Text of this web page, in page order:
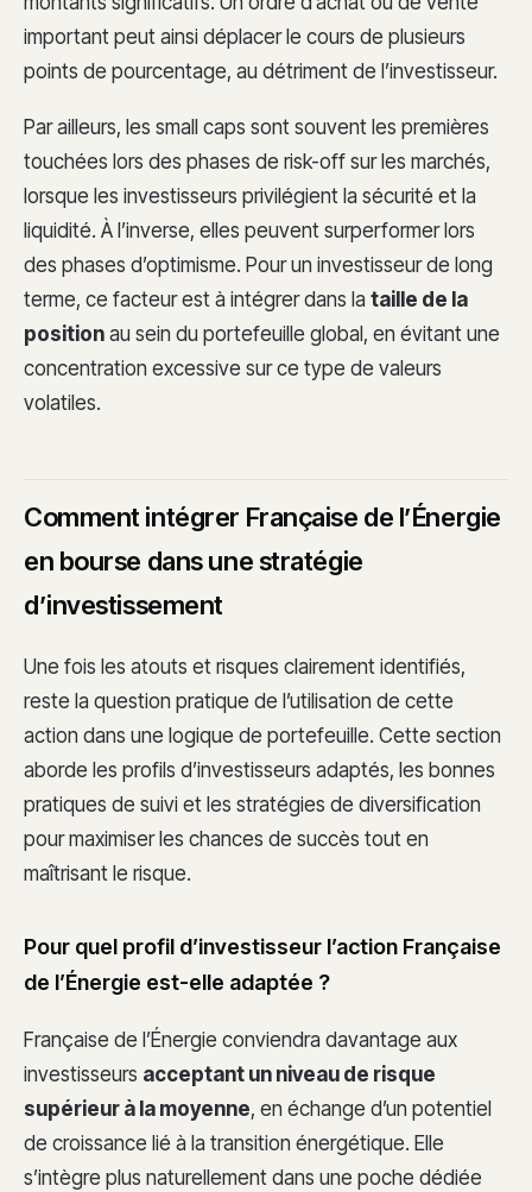
important peut ainsi déplacer le cours de plusieurs
points de pourcentage, au détriment de l’investisseur.
Par ailleurs, les small caps sont souvent les premières
touchées lors des phases de risk-off sur les marchés,
lorsque les investisseurs privilégient la sécurité et la
liquidité. À l’inverse, elles peuvent surperformer lors
des phases d’optimisme. Pour un investisseur de long
terme, ce facteur est à intégrer dans la taille de la
position au sein du portefeuille global, en évitant une
concentration excessive sur ce type de valeurs
volatiles.
Comment intégrer Française de l’Énergie
en bourse dans une stratégie
d’investissement
Une fois les atouts et risques clairement identifiés,
reste la question pratique de l’utilisation de cette
action dans une logique de portefeuille. Cette section
aborde les profils d’investisseurs adaptés, les bonnes
pratiques de suivi et les stratégies de diversification
pour maximiser les chances de succès tout en
maîtrisant le risque.
Pour quel profil d’investisseur l’action Française
de l’Énergie est-elle adaptée ?
Française de l’Énergie conviendra davantage aux
investisseurs acceptant un niveau de risque
supérieur à la moyenne, en échange d’un potentiel
de croissance lié à la transition énergétique. Elle
s’intègre plus naturellement dans une poche dédiée